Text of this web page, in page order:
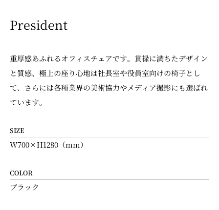
President
重厚感あふれるオフィスチェアです。貫禄に満ちたデザイン
と質感、極上の座り心地は社長室や役員室向けの椅子とし
て、さらには各種業界の美術協力やメディア撮影にも選ばれ
ています。
SIZE
W700×H1280（mm）
COLOR
ブラック